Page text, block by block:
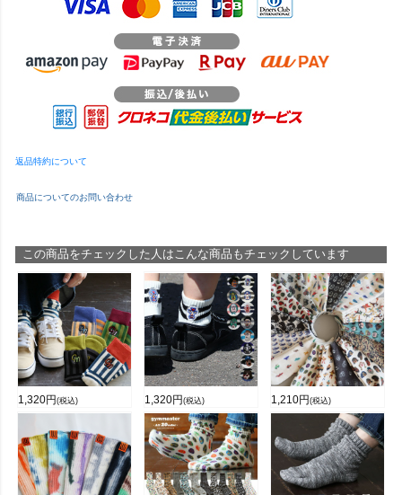
返品特約について
商品についてのお問い合わせ
この商品をチェックした人はこんな商品もチェックしています
1,320円 (税込) 1,320円 (税込) 1,210円 (税込)